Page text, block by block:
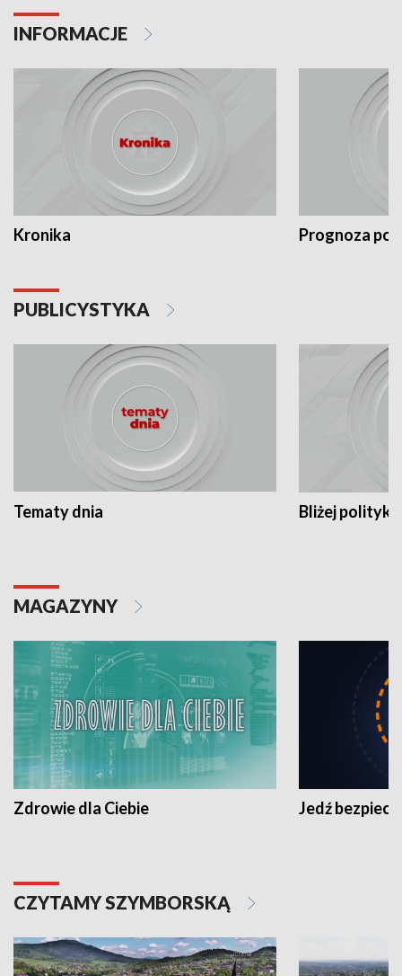
INFORMACJE
Kronika Prognoza
PUBLICYSTYKA
Tematy dnia Bliżej polityki
MAGAZYNY
Zdrowie dla Ciebie Jedź
CZYTAMY SZYMBORSKĄ